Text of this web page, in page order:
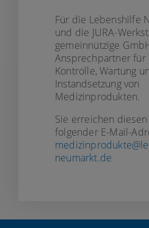
Für die Lebenshilfe
und die JURA-
gemeinnützige
Ansprechpartner für
Kontrolle, Wartung
Instandsetzung von
Medizinprodukten.
Sie erreichen
folgender E-Mail-
neumarkt.de